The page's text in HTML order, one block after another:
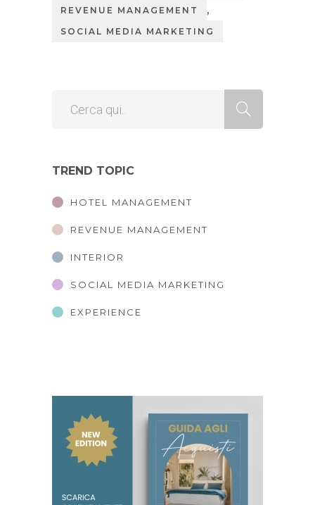
REVENUE MANAGEMENT ,
SOCIAL MEDIA MARKETING
TREND TOPIC
HOTEL MANAGEMENT
REVENUE MANAGEMENT
INTERIOR
SOCIAL MEDIA MARKETING
EXPERIENCE